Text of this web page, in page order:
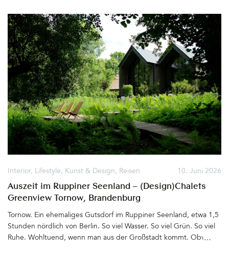
Wohn- und Repräsentationssitz wurde. Die Gräfin hatte großen
Einfluß auf den Dresdner Hof, mischte sich über die Jahre immer
mehr in die Politik ein, nutzte ihre Machtstellung zu sehr aus und
viel fiel schließlich bei August in Ungnade. Er wandte sich von ihr
ab und verbannte die Mutter seiner drei gemeinsamen Kinder für
den Rest ihres Lebens auf die Burg Stolpen, wo sie 1733 starb.
Noch heute scheint der Geist der Gräfin Cosel über dem
Taschenbergpalais, dem heutigen Hotel Taschenbergpalais
Kempinski Dresden, zu schweben&hellip
10. Juni 2026
Interior, Lifestyle, Kunst & Design, Reisen
Auszeit im Ruppiner Seenland – (Design)Chalets
Greenview Tornow, Brandenburg
Tornow. Ein ehemaliges Gutsdorf im Ruppiner Seenland, etwa 1,5
Stunden nördlich von Berlin. So viel Wasser. So viel Grün. So viel
Ruhe. Wohltuend, wenn man aus der Großstadt kommt. Obwohl